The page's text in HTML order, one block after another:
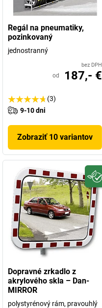
Regál na pneumatiky,
pozinkovaný
jednostranný
bez DPH
od 187,- €
(3)
9-10 dni
Zobraziť 10 variantov
Dopravné zrkadlo z
akrylového skla – Dan-
MIRROR
polystyrénový rám, pravouhlý